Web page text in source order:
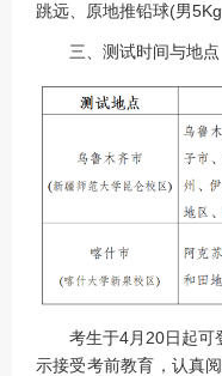
跳远、原地推铅球(男
三、测试时间与地点
考生于4月20日起可
示接受考前教育，认真